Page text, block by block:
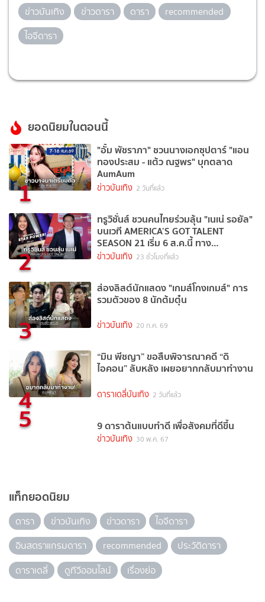
ข่าวบันเทิง ข่าวดารา ดารา
recommended
ไอจีดารา
ยอดนิยมในตอนนี้
1
"อั้ม พัชราภา" ชวนนางเอกซุปตาร์ "แอน
ทองประสม - แต้ว ณฐพร" บุกตลาด
AumAum
ข่าวบันเทิง 2 วันที่แล้ว
2
ทรูวิชั่นส์ ชวนคนไทยร่วมลุ้น "เนเน่ รอยัล"
บนเวที AMERICA’S GOT TALENT
SEASON 21 เริ่ม 6 ส.ค.นี้ ทาง
TrueVisions NOW
ข่าวบันเทิง 23 ชั่วโมงที่แล้ว
3
ส่องลิสต์นักแสดง "เกมส์โกงเกมส์" การ
รวมตัวของ 8 นักต้มตุ๋น
ข่าวบันเทิง 20 ก.ค. 69
4
“มิน พีชญา” ขอสืบพิจารณาคดี “ดิ
ไอคอน” ลับหลัง เผยอยากกลับมาทำงาน
ดาราเดลี่บันเทิง 2 วันที่แล้ว
5 9 ดาราต้นแบบทำดี เพื่อสังคมที่ดีขึ้น
ข่าวบันเทิง 30 พ.ค. 67
แท็กยอดนิยม
ดารา ข่าวบันเทิง ข่าวดารา
ไอจีดารา
อินสตราแกรมดารา
recommended
ประวัติดารา
ดาราเดลี่
ดูทีวีออนไลน์ เรื่องย่อ